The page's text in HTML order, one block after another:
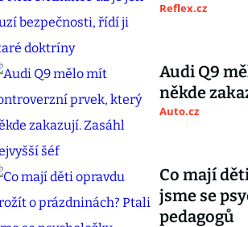
Reflex.cz
Audi Q9
někde
Auto.cz
Co mají
jsme se
pedagogů